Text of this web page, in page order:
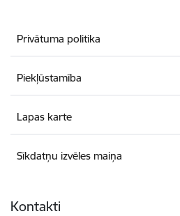
Privātuma politika
Piekļūstamība
Lapas karte
Sīkdatņu izvēles maiņa
Kontakti